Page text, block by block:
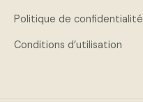
Politique de confidentialité
Conditions d’utilisation